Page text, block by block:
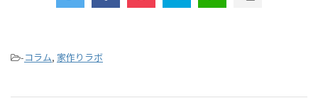
-コラム, 家作りラボ